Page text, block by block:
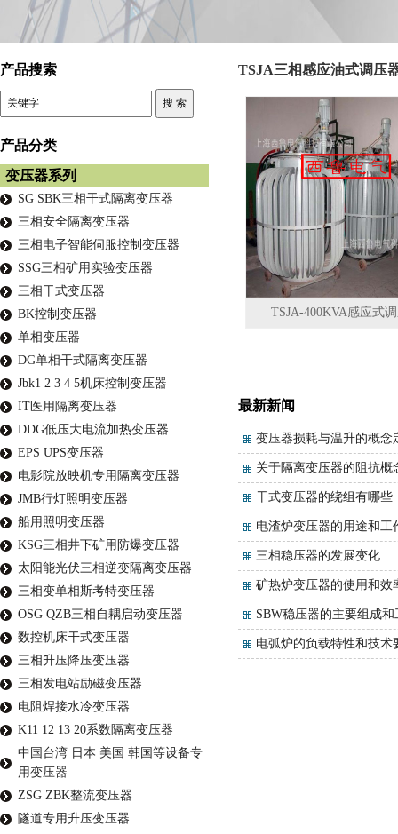
TSJA三相感应油式调压
TSJA-400KVA感应式
最新新闻
变压器损耗与温升的概念
关于隔离变压器的阻抗概
干式变压器的绕组有哪些
电渣炉变压器的用途和工
三相稳压器的发展变化
矿热炉变压器的使用和效
SBW稳压器的主要组成
电弧炉的负载特性和技术
产品搜索
产品分类
变压器系列
SG SBK三相干式隔离变压器
三相安全隔离变压器
三相电子智能伺服控制变压器
SSG三相矿用实验变压器
三相干式变压器
BK控制变压器
单相变压器
DG单相干式隔离变压器
Jbk1 2 3 4 5机床控制变压器
IT医用隔离变压器
DDG低压大电流加热变压器
EPS UPS变压器
电影院放映机专用隔离变压器
JMB行灯照明变压器
船用照明变压器
KSG三相井下矿用防爆变压器
太阳能光伏三相逆变隔离变压器
三相变单相斯考特变压器
OSG QZB三相自耦启动变压器
数控机床干式变压器
三相升压降压变压器
三相发电站励磁变压器
电阻焊接水冷变压器
K11 12 13 20系数隔离变压器
中国台湾 日本 美国 韩国等设备专
用变压器
ZSG ZBK整流变压器
隧道专用升压变压器